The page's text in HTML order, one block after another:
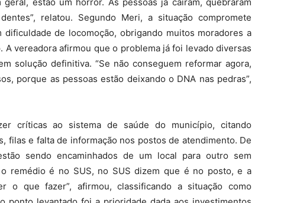
relatou. Segundo Meri, a situação compromete
de locomoção, obrigando muitos moradores a
A vereadora afirmou que o problema já foi levado diversas
solução definitiva. “Se não conseguem reformar agora,
porque as pessoas estão deixando o DNA nas pedras”,
críticas ao sistema de saúde do município, citando
filas e falta de informação nos postos de atendimento. De
sendo encaminhados de um local para outro sem
o remédio é no SUS, no SUS dizem que é no posto, e a
o que fazer”, afirmou, classificando a situação como